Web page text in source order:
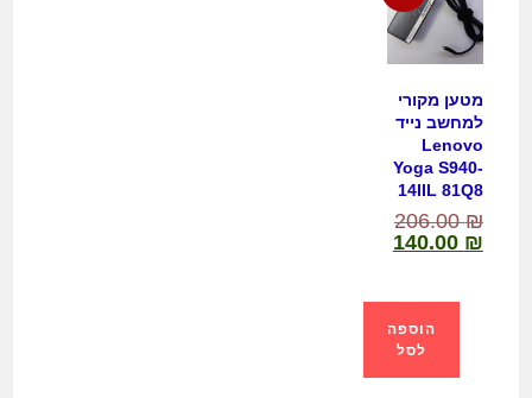
מטען מקורי
למחשב נייד
Lenovo
Yoga S940-
14IIL 81Q8
206.00₪
140.00 ₪
הוספה
לסל